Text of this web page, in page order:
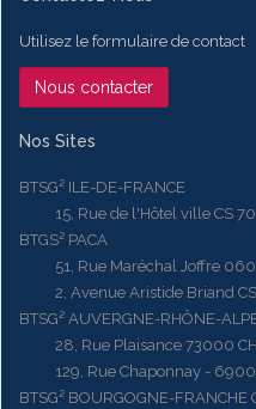
Utilisez le formulaire de contact
Nous contacter
Nos Sites
BTSG² ILE-DE-FRANCE
15, Rue de l'Hôtel ville CS
BTGS² PACA
51, Rue Maréchal Joffre
2, Avenue Aristide Briand CS
BTSG² AUVERGNE-RHÔNE-
28, Rue Plaisance 73000
129, Rue Chaponnay -
BTSG² BOURGOGNE-FRANCHE